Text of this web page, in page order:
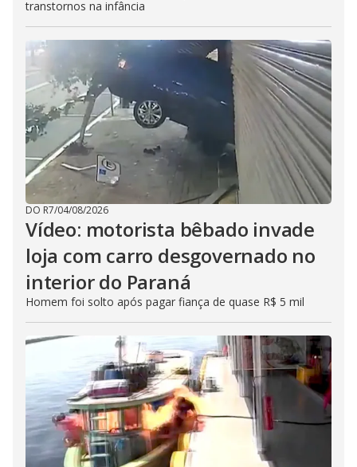
transtornos na infância
DO R7/04/08/2026
Vídeo: motorista bêbado invade
loja com carro desgovernado no
interior do Paraná
Homem foi solto após pagar fiança de quase R$ 5 mil